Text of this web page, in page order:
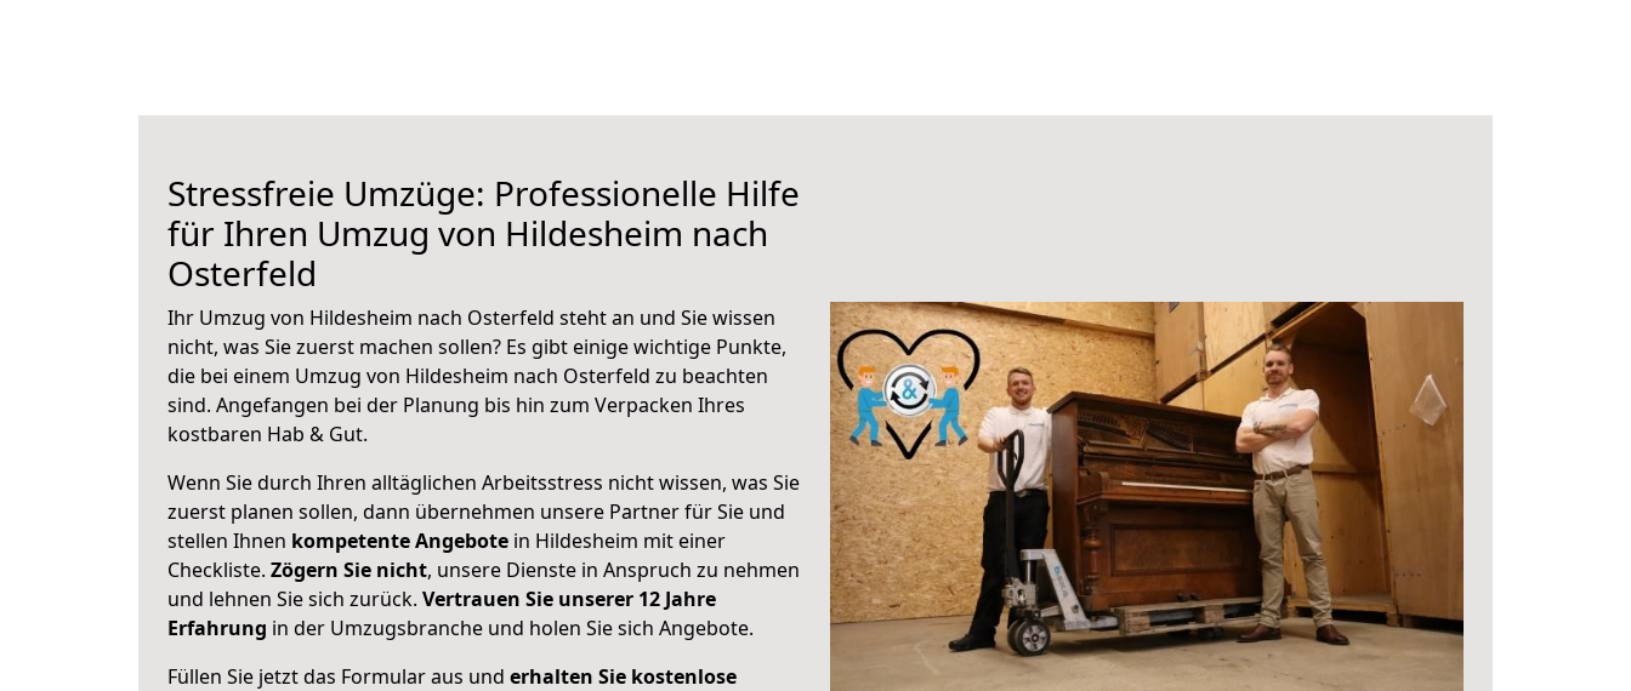
Stressfreie Umzüge: Professionelle Hilfe
für Ihren Umzug von Hildesheim nach
Osterfeld
Ihr Umzug von Hildesheim nach Osterfeld steht an und Sie wissen
nicht, was Sie zuerst machen sollen? Es gibt einige wichtige Punkte,
die bei einem Umzug von Hildesheim nach Osterfeld zu beachten
sind. Angefangen bei der Planung bis hin zum Verpacken Ihres
kostbaren Hab & Gut.
Wenn Sie durch Ihren alltäglichen Arbeitsstress nicht wissen, was Sie
zuerst planen sollen, dann übernehmen unsere Partner für Sie und
stellen Ihnen kompetente Angebote in Hildesheim mit einer
Checkliste. Zögern Sie nicht, unsere Dienste in Anspruch zu nehmen
und lehnen Sie sich zurück. Vertrauen Sie unserer 12 Jahre
Erfahrung in der Umzugsbranche und holen Sie sich Angebote.
Füllen Sie jetzt das Formular aus und erhalten Sie kostenlose